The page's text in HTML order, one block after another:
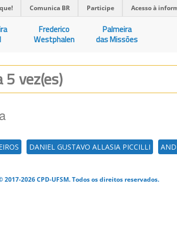
Comunica BR Participe Acesso à
Frederico
Westphalen
Palmeira
das Missões
vez(es)
DANIEL GUSTAVO ALLASIA PICCILLI
2026 CPD-UFSM. Todos os direitos reservados.